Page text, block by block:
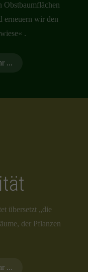
Obstbaumflächen
erneuern wir den
.
...
übersetzt „die
der Pflanzen
...